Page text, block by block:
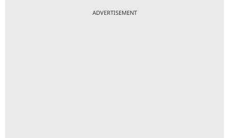
ADVERTISEMENT